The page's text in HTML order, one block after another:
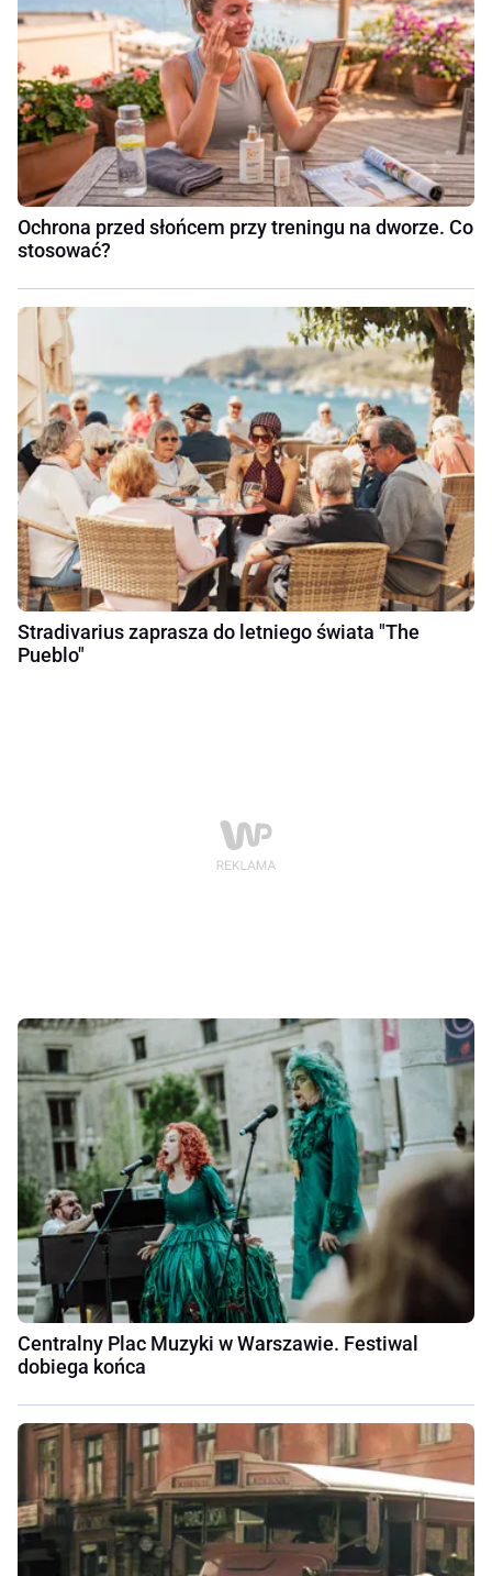
Ochrona przed słońcem przy treningu na dworze. Co
stosować?
Stradivarius zaprasza do letniego świata "The
Pueblo"
Centralny Plac Muzyki w Warszawie. Festiwal
dobiega końca